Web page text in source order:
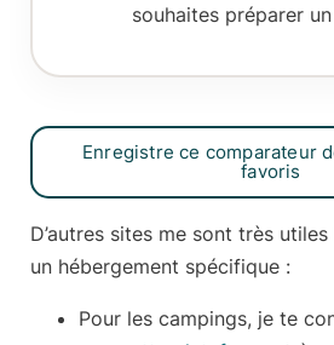
souhaites préparer
Enregistre ce comparateur
favoris
D’autres sites me sont très
un hébergement spécifique :
Pour les campings, je te